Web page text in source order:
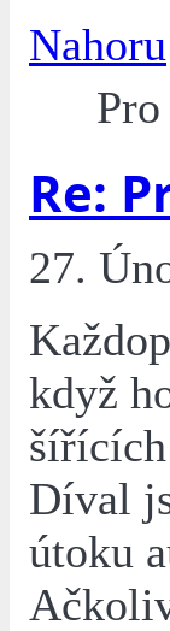
Nahoru
Re:
27.
když
Díval
útoku